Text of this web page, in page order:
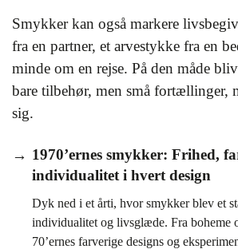
Smykker kan også markere
fra en partner, et arvestykke fra en
minde om en rejse. På den måde
bare tilbehør, men små fortællinger,
sig.
1970’ernes smykker: Frihed,
individualitet i hvert design
Dyk ned i et årti, hvor smykker blev et
individualitet og livsglæde. Fra boheme
70’ernes farverige designs og